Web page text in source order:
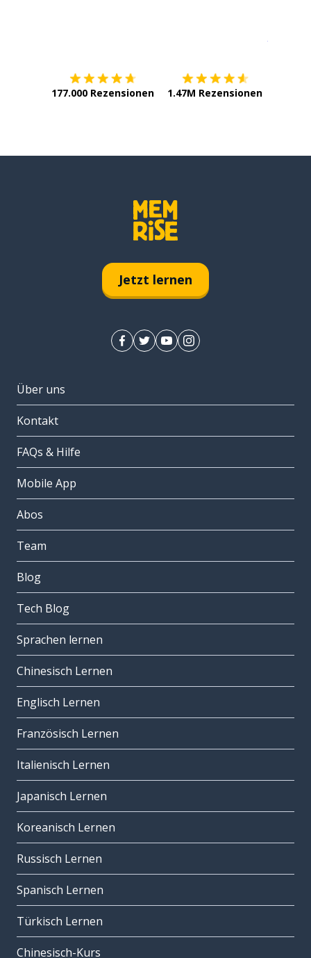
177.000 Rezensionen 1.47M Rezensionen
Jetzt lernen
Über uns
Kontakt
FAQs & Hilfe
Mobile App
Abos
Team
Blog
Tech Blog
Sprachen lernen
Chinesisch Lernen
Englisch Lernen
Französisch Lernen
Italienisch Lernen
Japanisch Lernen
Koreanisch Lernen
Russisch Lernen
Spanisch Lernen
Türkisch Lernen
Chinesisch-Kurs